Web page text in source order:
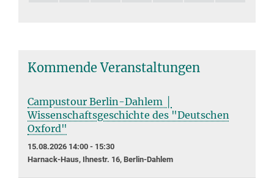
Kommende Veranstaltungen
Campustour Berlin-Dahlem │
Wissenschaftsgeschichte des "Deutschen
Oxford"
15.08.2026 14:00 - 15:30
Harnack-Haus, Ihnestr. 16, Berlin-Dahlem